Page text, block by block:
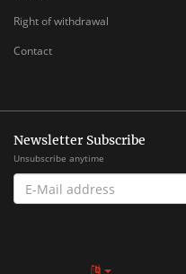
Right of withdrawal
Contact
Newsletter Subscribe
Unsubscribe anytime
E-
MAIL